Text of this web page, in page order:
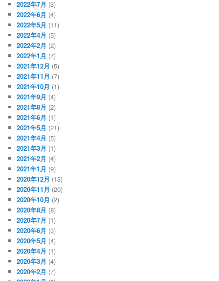
2022年7月 (3)
2022年6月 (4)
2022年5月 (11)
2022年4月 (5)
2022年2月 (2)
2022年1月 (7)
2021年12月 (5)
2021年11月 (7)
2021年10月 (1)
2021年9月 (4)
2021年8月 (2)
2021年6月 (1)
2021年5月 (21)
2021年4月 (5)
2021年3月 (1)
2021年2月 (4)
2021年1月 (9)
2020年12月 (13)
2020年11月 (20)
2020年10月 (2)
2020年8月 (8)
2020年7月 (1)
2020年6月 (3)
2020年5月 (4)
2020年4月 (1)
2020年3月 (4)
2020年2月 (7)